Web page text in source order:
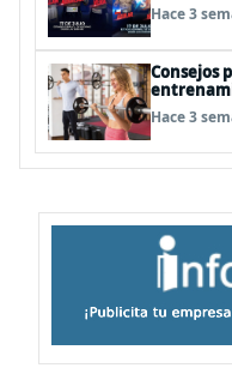
Hace 3
Consejos
de invierno
Hace 3